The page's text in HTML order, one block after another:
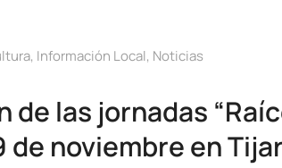
, Información Local, Noticias
de las jornadas
de noviembre en